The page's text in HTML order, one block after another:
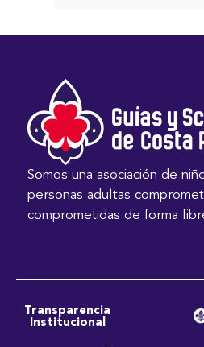
Somos una asociación de
personas adultas
comprometidas de forma
Transparencia
Institucional